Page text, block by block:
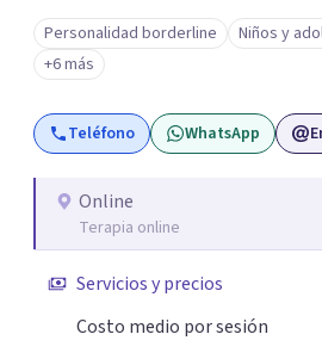
privilegio de colaborar en
Conde y Xochimilco, lo que me
realidades y necesidades.
Personalidad borderline Niños y
+6 más
Teléfono WhatsApp
Online
Terapia online
Servicios y precios
Costo medio por sesión